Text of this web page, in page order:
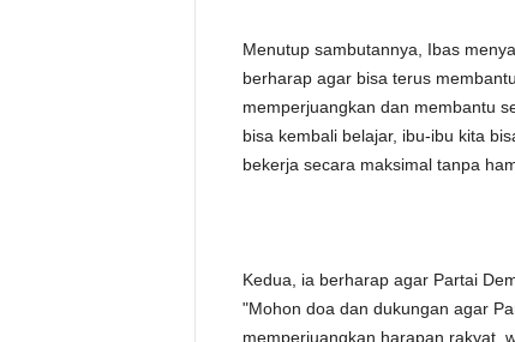
Menutup sambutannya, Ibas
berharap agar bisa terus
memperjuangkan dan membantu
bisa kembali belajar, ibu-ibu kita
bekerja secara maksimal tanpa
Kedua, ia berharap agar Partai
"Mohon doa dan dukungan agar
memperjuangkan harapan rakyat,